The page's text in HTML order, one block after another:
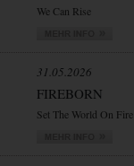
We Can Rise
31.05.2026
FIREBORN
Set The World On Fire